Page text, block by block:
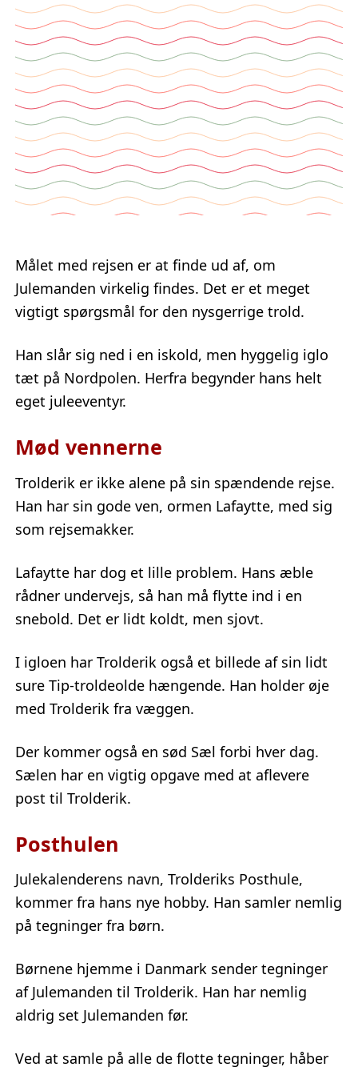
Målet med rejsen er at finde ud af, om
Julemanden virkelig findes. Det er et meget
vigtigt spørgsmål for den nysgerrige trold.
Han slår sig ned i en iskold, men hyggelig iglo
tæt på Nordpolen. Herfra begynder hans helt
eget juleeventyr.
Mød vennerne
Trolderik er ikke alene på sin spændende rejse.
Han har sin gode ven, ormen Lafaytte, med sig
som rejsemakker.
Lafaytte har dog et lille problem. Hans æble
rådner undervejs, så han må flytte ind i en
snebold. Det er lidt koldt, men sjovt.
I igloen har Trolderik også et billede af sin lidt
sure Tip-troldeolde hængende. Han holder øje
med Trolderik fra væggen.
Der kommer også en sød Sæl forbi hver dag.
Sælen har en vigtig opgave med at aflevere
post til Trolderik.
Posthulen
Julekalenderens navn, Trolderiks Posthule,
kommer fra hans nye hobby. Han samler nemlig
på tegninger fra børn.
Børnene hjemme i Danmark sender tegninger
af Julemanden til Trolderik. Han har nemlig
aldrig set Julemanden før.
Ved at samle på alle de flotte tegninger, håber